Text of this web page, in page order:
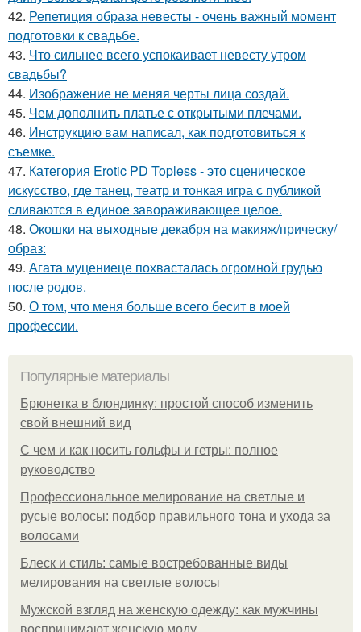
42. Репетиция образа невесты - очень важный момент
подготовки к свадьбе.
43. Что сильнее всего успокаивает невесту утром
свадьбы?
44. Изображение не меняя черты лица создай.
45. Чем дополнить платье с открытыми плечами.
46. Инструкцию вам написал, как подготовиться к
съемке.
47. Категория Erotic PD Topless - это сценическое
искусство, где танец, театр и тонкая игра с публикой
сливаются в единое завораживающее целое.
48. Окошки на выходные декабря на макияж/прическу/
образ:
49. Агата муцениеце похвасталась огромной грудью
после родов.
50. О том, что меня больше всего бесит в моей
профессии.
Популярные материалы
Брюнетка в блондинку: простой способ изменить
свой внешний вид
С чем и как носить гольфы и гетры: полное
руководство
Профессиональное мелирование на светлые и
русые волосы: подбор правильного тона и ухода за
волосами
Блеск и стиль: самые востребованные виды
мелирования на светлые волосы
Мужской взгляд на женскую одежду: как мужчины
воспринимают женскую моду